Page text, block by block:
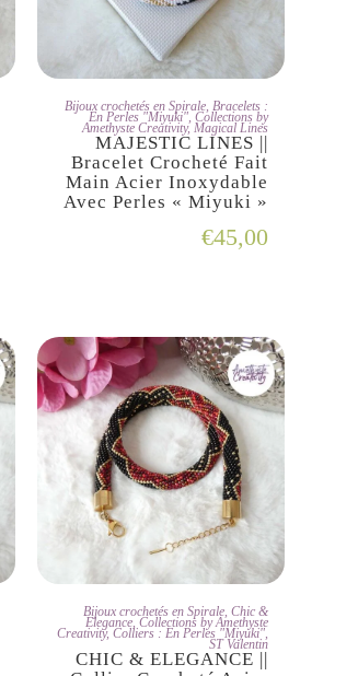
JE L'ADOPTE
Bijoux crochetés en Spirale, Bracelets :
En Perles "Miyuki", Collections by
Amethyste Creativity, Magical Lines
MAJESTIC LINES ||
Bracelet Crocheté Fait
Main Acier Inoxydable
Avec Perles « Miyuki »
€45,00
JE L'ADOPTE
Bijoux crochetés en Spirale, Chic &
Elegance, Collections by Amethyste
Creativity, Colliers : En Perles "Miyuki",
ST Valentin
CHIC & ELEGANCE ||